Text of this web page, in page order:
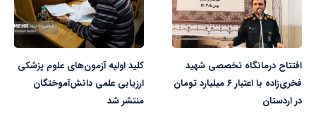
افتتاح درمانگاه تخصصی شهید
فخری‌زاده با اعتبار ۶ میلیارد تومان
در اردستان
کلید اولیه آزمون‌های علوم پزشکی
ارزیابی علمی دانش‌آموختگان
منتشر شد